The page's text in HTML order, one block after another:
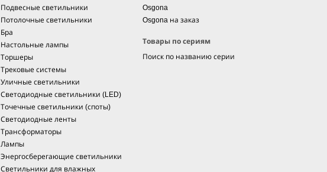
Подвесные светильники
Потолочные светильники
Бра
Настольные лампы
Торшеры
Трековые системы
Уличные светильники
Светодиодные светильники (LED)
Точечные светильники (споты)
Светодиодные ленты
Трансформаторы
Лампы
Энергосберегающие светильники
Светильники для влажных
Osgona
Osgona на заказ
Товары по сериям
Поиск по названию серии